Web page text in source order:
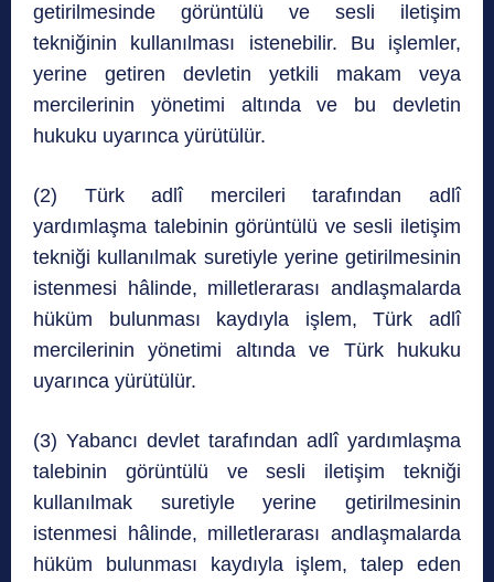
getirilmesinde görüntülü ve sesli iletişim
tekniğinin kullanılması istenebilir. Bu işlemler,
yerine getiren devletin yetkili makam veya
mercilerinin yönetimi altında ve bu devletin
hukuku uyarınca yürütülür.
(2) Türk adlî mercileri tarafından adlî
yardımlaşma talebinin görüntülü ve sesli iletişim
tekniği kullanılmak suretiyle yerine getirilmesinin
istenmesi hâlinde, milletlerarası andlaşmalarda
hüküm bulunması kaydıyla işlem, Türk adlî
mercilerinin yönetimi altında ve Türk hukuku
uyarınca yürütülür.
(3) Yabancı devlet tarafından adlî yardımlaşma
talebinin görüntülü ve sesli iletişim tekniği
kullanılmak suretiyle yerine getirilmesinin
istenmesi hâlinde, milletlerarası andlaşmalarda
hüküm bulunması kaydıyla işlem, talep eden